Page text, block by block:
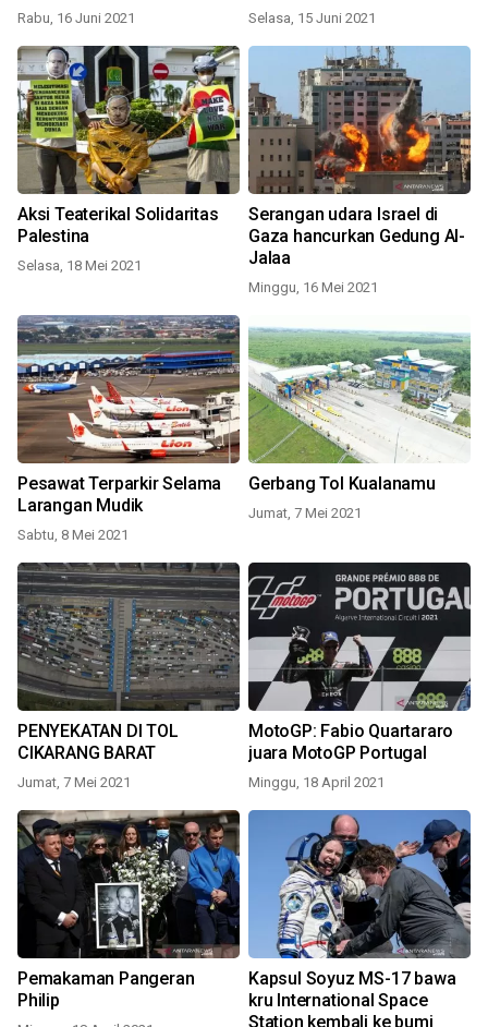
Rabu, 16 Juni 2021 Selasa, 15 Juni 2021
Aksi Teaterikal Solidaritas
Palestina
Selasa, 18 Mei 2021
Serangan udara Israel di
Gaza hancurkan Gedung Al-
Jalaa
Minggu, 16 Mei 2021
Pesawat Terparkir Selama
Larangan Mudik
Sabtu, 8 Mei 2021
Gerbang Tol Kualanamu
Jumat, 7 Mei 2021
PENYEKATAN DI TOL
CIKARANG BARAT
Jumat, 7 Mei 2021
MotoGP: Fabio Quartararo
juara MotoGP Portugal
Minggu, 18 April 2021
Pemakaman Pangeran
Philip
Kapsul Soyuz MS-17 bawa
kru International Space
Station kembali ke bumi